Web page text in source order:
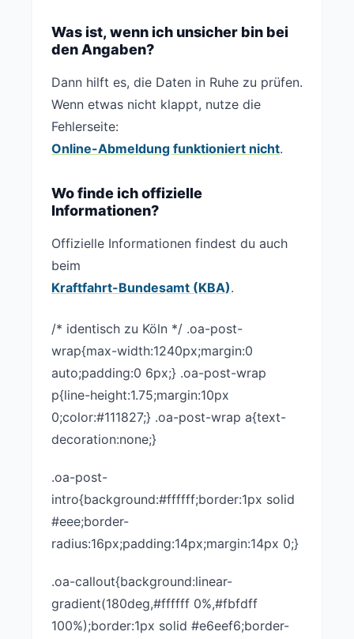
Was ist, wenn ich unsicher bin bei
den Angaben?
Dann hilft es, die Daten in Ruhe zu prüfen.
Wenn etwas nicht klappt, nutze die
Fehlerseite:
Online-Abmeldung funktioniert nicht.
Wo finde ich offizielle
Informationen?
Offizielle Informationen findest du auch
beim
Kraftfahrt-Bundesamt (KBA).
/* identisch zu Köln */ .oa-post-
wrap{max-width:1240px;margin:0
auto;padding:0 6px;} .oa-post-wrap
p{line-height:1.75;margin:10px
0;color:#111827;} .oa-post-wrap a{text-
decoration:none;}
.oa-post-
intro{background:#ffffff;border:1px solid
#eee;border-
radius:16px;padding:14px;margin:14px 0;}
.oa-callout{background:linear-
gradient(180deg,#ffffff 0%,#fbfdff
100%);border:1px solid #e6eef6;border-